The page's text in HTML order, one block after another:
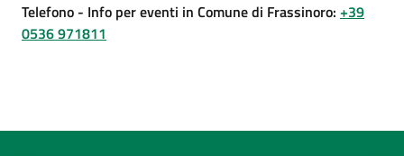
argomenti...
Telefono - Info per eventi in Comune di Frassinoro: +39
0536 971811